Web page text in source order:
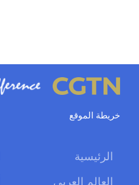
خريطة الموقع
الرئيسية
العالم العربي